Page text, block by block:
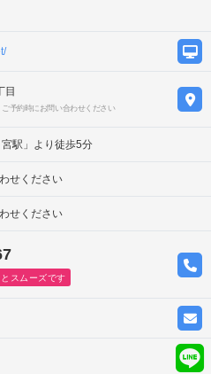
目
予約時にお問い合わせください
駅」より徒歩5分
せください
せください
スムーズです